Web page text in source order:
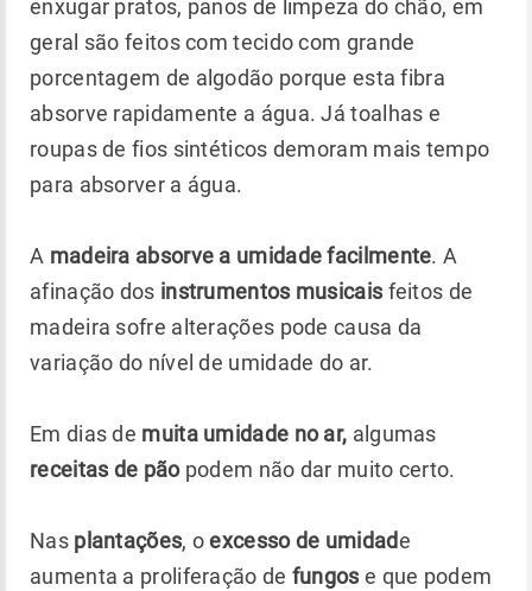
enxugar pratos, panos de limpeza do chão, em
geral são feitos com tecido com grande
porcentagem de algodão porque esta fibra
absorve rapidamente a água. Já toalhas e
roupas de fios sintéticos demoram mais tempo
para absorver a água.
A madeira absorve a umidade facilmente. A
afinação dos instrumentos musicais feitos de
madeira sofre alterações pode causa da
variação do nível de umidade do ar.
Em dias de muita umidade no ar, algumas
receitas de pãopodem não dar muito certo.
Nas plantações, oexcesso de umidade
aumenta a proliferação de fungos e que podem